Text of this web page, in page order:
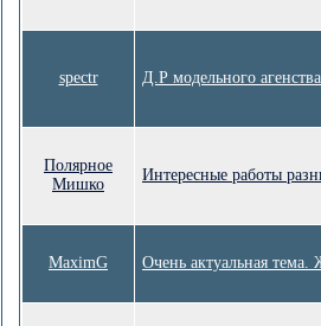
spectr Д.Р модельного
Полярное
Мишко
Интересные работы
MaximG Очень актуальная